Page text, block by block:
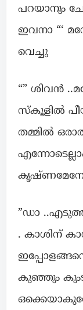
പറയാനും
ഇവനാ “‘
വെച്ചു
“” ശിവൻ
സ്‌കൂളിൽ
തമ്മിൽ
”ഡാ
. കാശിന്
കുഞ്ഞും